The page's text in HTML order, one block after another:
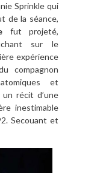
Sprinkle qui
de la séance,
fut projeté,
sur le
expérience
compagnon
et
récit d’une
inestimable
Secouant et